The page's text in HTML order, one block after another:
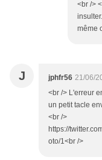
<br />
même
J jphfr56 21/06/
<br /> L'erreur
un petit tacle
<br />
https://
oto/1<br />